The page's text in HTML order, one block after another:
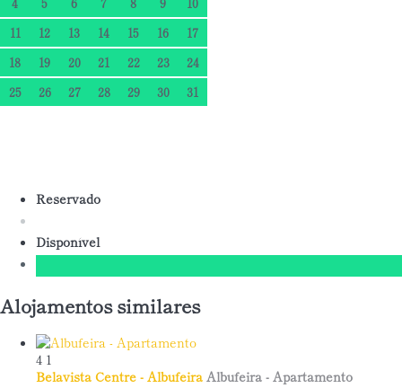
4
5 6 7 8 9
10
11
12 13 14 15 16
17
18
19 20 21 22 23
24
25
26 27 28 29 30 31
Reservado
Disponível
Alojamentos similares
4 1
Belavista Centre - Albufeira Albufeira - Apartamento